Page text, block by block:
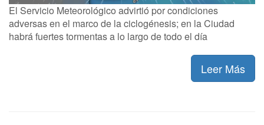
El Servicio Meteorológico advirtió por condiciones
adversas en el marco de la ciclogénesis; en la Ciudad
habrá fuertes tormentas a lo largo de todo el día
Leer Más